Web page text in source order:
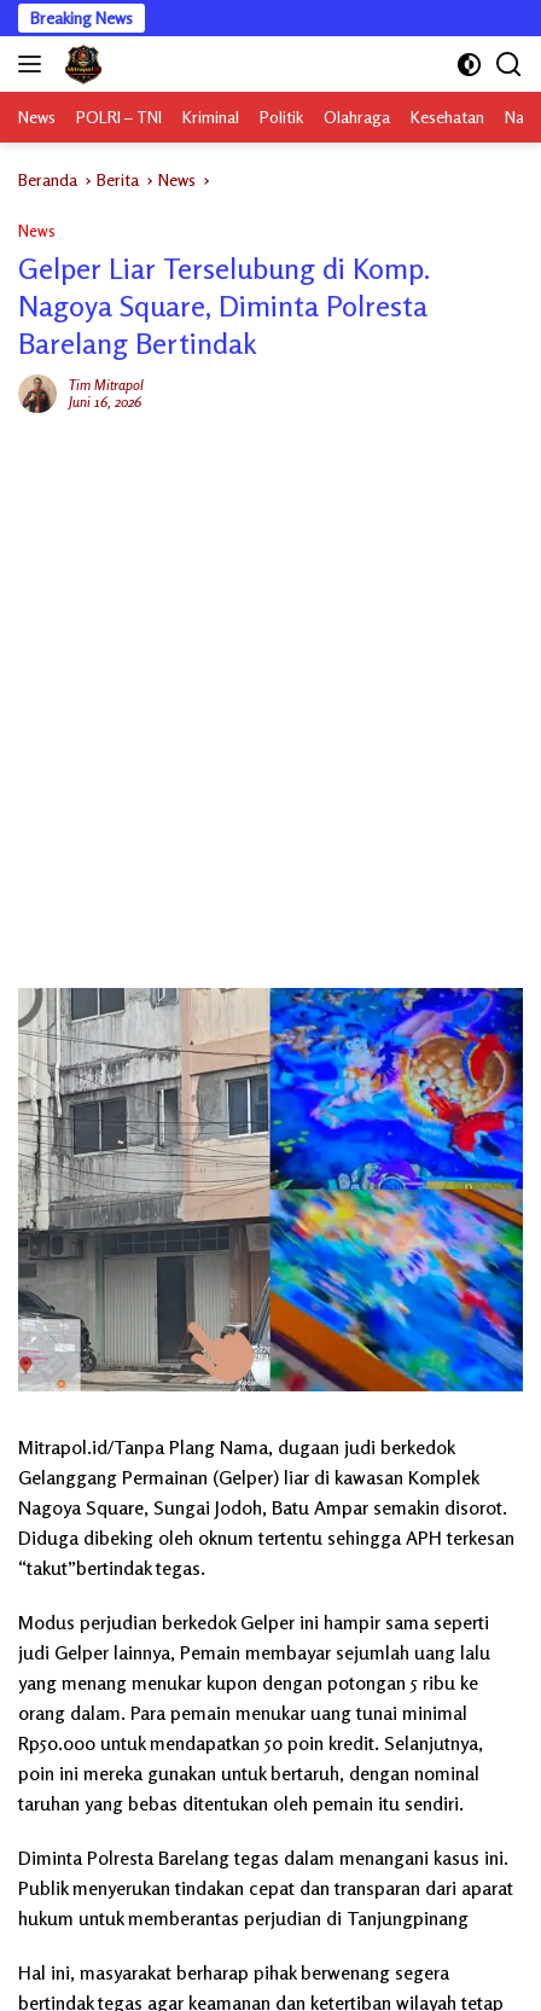
Langsung
ke
konten
Breaking News
News POLRI – TNI Kriminal Politik Olahraga Kesehatan
Beranda Berita News
News
Gelper Liar Terselubung di Komp.
Nagoya Square, Diminta Polresta
Barelang Bertindak
Tim Mitrapol
Juni 16, 2026
Mitrapol.id/Tanpa Plang Nama, dugaan judi berkedok
Gelanggang Permainan (Gelper) liar di kawasan Komplek
Nagoya Square, Sungai Jodoh, Batu Ampar semakin disorot.
Diduga dibeking oleh oknum tertentu sehingga APH terkesan
“takut”bertindak tegas.
Modus perjudian berkedok Gelper ini hampir sama seperti
judi Gelper lainnya, Pemain membayar sejumlah uang lalu
yang menang menukar kupon dengan potongan 5 ribu ke
orang dalam. Para pemain menukar uang tunai minimal
Rp50.000 untuk mendapatkan 50 poin kredit. Selanjutnya,
poin ini mereka gunakan untuk bertaruh, dengan nominal
taruhan yang bebas ditentukan oleh pemain itu sendiri.
Diminta Polresta Barelang tegas dalam menangani kasus ini.
Publik menyerukan tindakan cepat dan transparan dari aparat
hukum untuk memberantas perjudian di Tanjungpinang
Hal ini, masyarakat berharap pihak berwenang segera
bertindak tegas agar keamanan dan ketertiban wilayah tetap